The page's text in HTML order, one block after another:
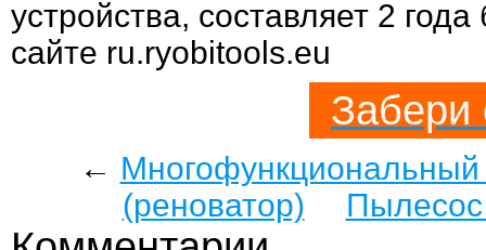
устройства, составляет 2
сайте ru.ryobitools.eu
Забери
← Многофункциональный
(реноватор)
Пылесос